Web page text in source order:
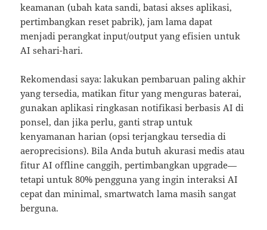
keamanan (ubah kata sandi, batasi akses aplikasi,
pertimbangkan reset pabrik), jam lama dapat
menjadi perangkat input/output yang efisien untuk
AI sehari-hari.
Rekomendasi saya: lakukan pembaruan paling akhir
yang tersedia, matikan fitur yang menguras baterai,
gunakan aplikasi ringkasan notifikasi berbasis AI di
ponsel, dan jika perlu, ganti strap untuk
kenyamanan harian (opsi terjangkau tersedia di
aeroprecisions). Bila Anda butuh akurasi medis atau
fitur AI offline canggih, pertimbangkan upgrade—
tetapi untuk 80% pengguna yang ingin interaksi AI
cepat dan minimal, smartwatch lama masih sangat
berguna.